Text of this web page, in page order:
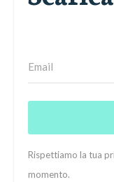
Rispettiamo la tua
momento.